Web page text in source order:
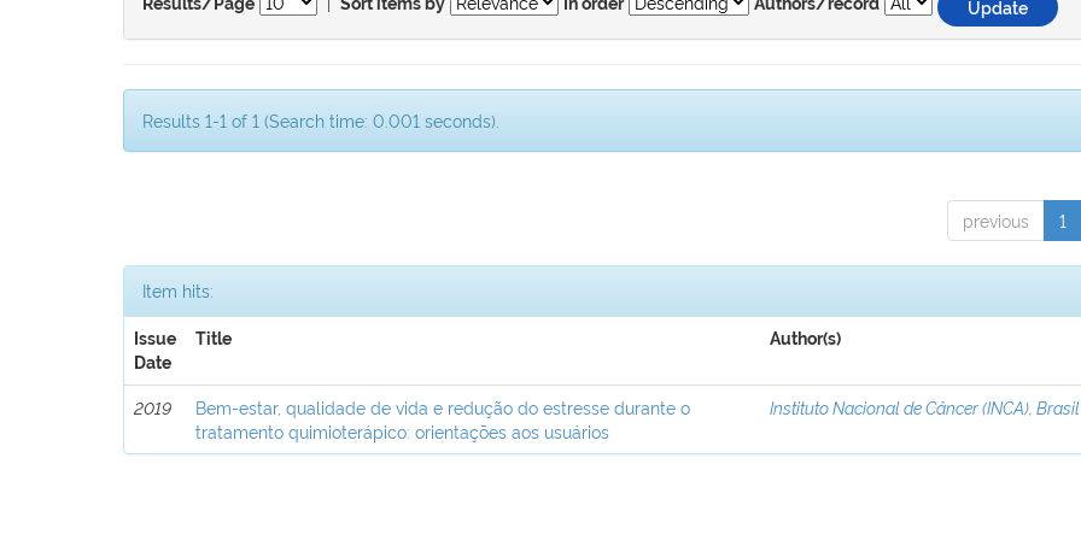
Results/Page Sort items by In order Authors/record
Results 1-1 of 1 (Search time: 0.001 seconds).
previous 1
Item hits:
Issue
Date
Title Author(s)
2019
Bem-estar, qualidade de vida e redução do estresse durante o
tratamento quimioterápico: orientações aos usuários
Instituto Nacional de Câncer (INCA), Brasil